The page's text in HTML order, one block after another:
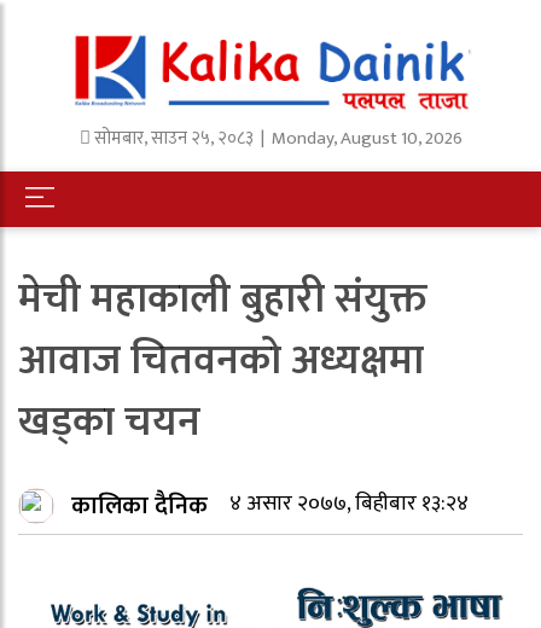
सोमबार,साउन२५,२०८३ | Monday, August 10, 2026
मेची महाकाली बुहारी संयुक्त
आवाज चितवनको अध्यक्षमा
खड्का चयन
कालिका दैनिक ४ असार २०७७, बिहीबार १३:२४